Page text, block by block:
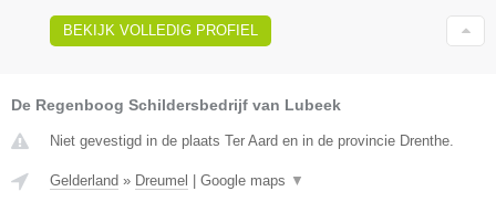
BEKIJK VOLLEDIG PROFIEL
De Regenboog Schildersbedrijf van Lubeek
Niet gevestigd in de plaats Ter Aard en in de provincie Drenthe.
Gelderland » Dreumel Google maps ▼